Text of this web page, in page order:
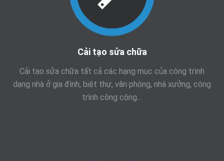
Cải tạo sửa chữa
Cải tạo sửa chữa tất cả các hạng mục của công trình
dạng nhà ở gia đình, biệt thự, văn phòng, nhà xưởng, công
trình công cộng…